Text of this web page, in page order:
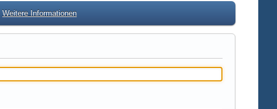
Weitere Informationen